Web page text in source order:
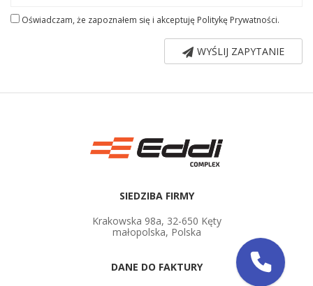
Oświadczam, że zapoznałem się i akceptuję Politykę Prywatności.
WYŚLIJ ZAPYTANIE
SIEDZIBA FIRMY
Krakowska 98a, 32-650 Kęty
małopolska, Polska
DANE DO FAKTURY